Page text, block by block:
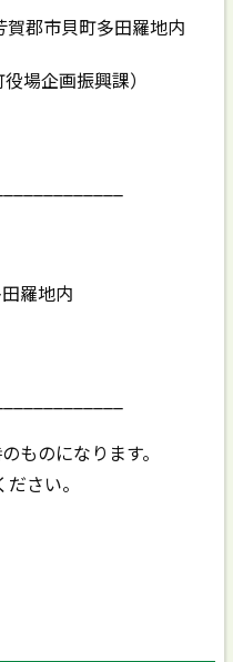
郡市貝町多田羅地内
場企画振興課）
羅地内
ものになります。
さい。